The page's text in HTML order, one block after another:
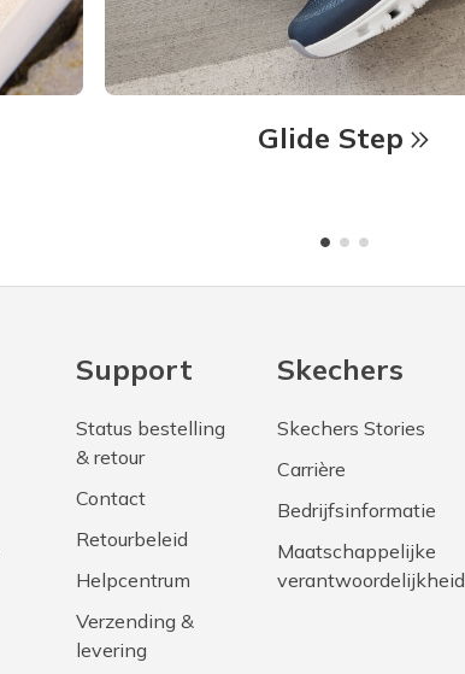
Glide Step
Support
Status bestelling
& retour
Contact
Retourbeleid
Helpcentrum
Verzending &
levering
Skechers
Skechers Stories
Carrière
Bedrijfsinformatie
Maatschappelijke
verantwoordelijkheid